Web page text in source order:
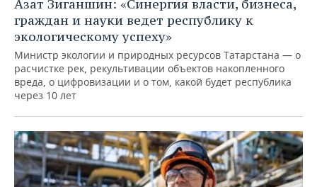
Азат Зиганшин: «Синергия власти, бизнеса,
граждан и науки ведет республику к
экологическому успеху»
Министр экологии и природных ресурсов Татарстана — о
расчистке рек, рекультивации объектов накопленного
вреда, о цифровизации и о том, какой будет республика
через 10 лет